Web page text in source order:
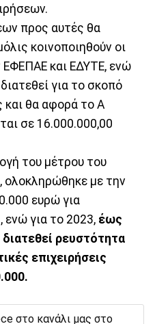
προς αυτές θα
κοινοποιηθούν οι
ΕΦΕΠΑΕ και ΕΔΥΤΕ, ενώ
για το σκοπό
και θα αφορά το Α
σε 16.000.000,00
του μέτρου του
ολοκληρώθηκε με την
ευρώ για
ενώ για το 2023, έως
ρευστότητα
επιχειρήσεις
στο κανάλι μας στο